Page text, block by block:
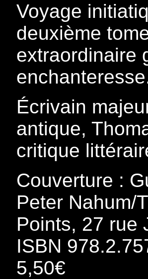
Voyage
deuxième
extraordinaire
Écrivain
antique,
critique
Couverture :
Peter Nahum/
Points, 27 rue
ISBN
5,50€